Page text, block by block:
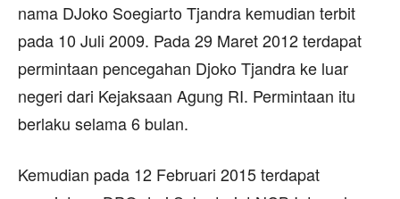
nama DJoko Soegiarto Tjandra kemudian terbit
pada 10 Juli 2009. Pada 29 Maret 2012 terdapat
permintaan pencegahan Djoko Tjandra ke luar
negeri dari Kejaksaan Agung RI. Permintaan itu
berlaku selama 6 bulan.
Kemudian pada 12 Februari 2015 terdapat